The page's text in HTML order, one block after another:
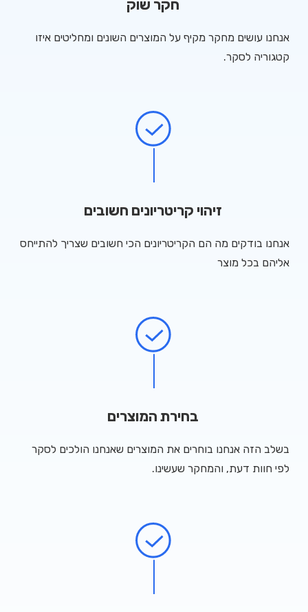
חקר שוק
אנחנו עושים מחקר מקיף על המוצרים השונים ומחליטים איזו
קטגוריה לסקר.
זיהוי קריטריונים חשובים
אנחנו בודקים מה הם הקריטריונים הכי חשובים שצריך להתייחס
אליהם בכל מוצר
בחירת המוצרים
בשלב הזה אנחנו בוחרים את המוצרים שאנחנו הולכים לסקר
לפי חוות דעת, והמחקר שעשינו.